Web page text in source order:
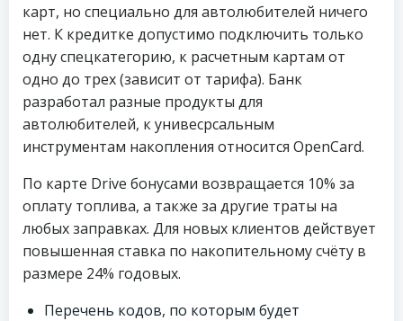
карт, но специально для автолюбителей ничего
нет. К кредитке допустимо подключить только
одну спецкатегорию, к расчетным картам от
одно до трех (зависит от тарифа). Банк
разработал разные продукты для
автолюбителей, к унивесрсальным
инструментам накопления относится OpenCard.
По карте Drive бонусами возвращается 10% за
оплату топлива, а также за другие траты на
любых заправках. Для новых клиентов действует
повышенная ставка по накопительному счёту в
размере 24% годовых.
Перечень кодов, по которым будет